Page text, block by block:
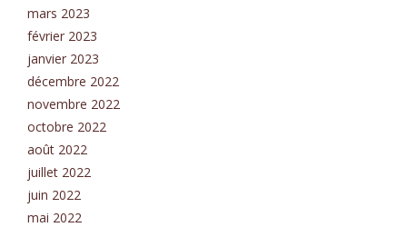
mars 2023
février 2023
janvier 2023
décembre 2022
novembre 2022
octobre 2022
août 2022
juillet 2022
juin 2022
mai 2022